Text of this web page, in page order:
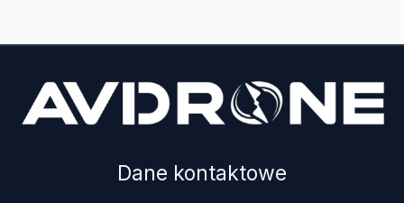
Dane kontaktowe